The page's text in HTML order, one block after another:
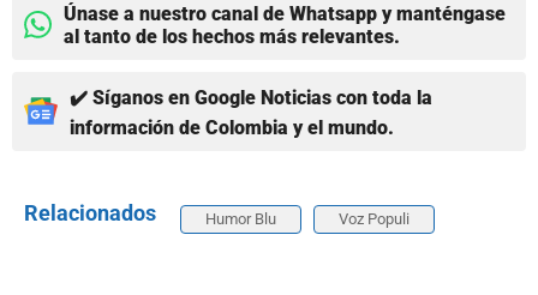
Únase a nuestro canal de Whatsapp y manténgase
al tanto de los hechos más relevantes.
✔️ Síganos en Google Noticias con toda la
información de Colombia y el mundo.
Relacionados Humor Blu Voz Populi